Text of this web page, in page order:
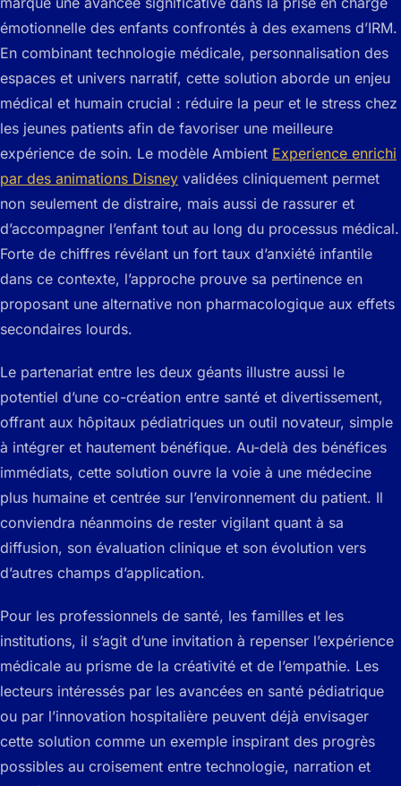
émotionnelle des enfants confrontés à des examens d’IRM.
En combinant technologie médicale, personnalisation des
espaces et univers narratif, cette solution aborde un enjeu
médical et humain crucial : réduire la peur et le stress chez
les jeunes patients afin de favoriser une meilleure
expérience de soin. Le modèle Ambient Experience enrichi
par des animations Disney validées cliniquement permet
non seulement de distraire, mais aussi de rassurer et
d’accompagner l’enfant tout au long du processus médical.
Forte de chiffres révélant un fort taux d’anxiété infantile
dans ce contexte, l’approche prouve sa pertinence en
proposant une alternative non pharmacologique aux effets
secondaires lourds.
Le partenariat entre les deux géants illustre aussi le
potentiel d’une co-création entre santé et divertissement,
offrant aux hôpitaux pédiatriques un outil novateur, simple
à intégrer et hautement bénéfique. Au-delà des bénéfices
immédiats, cette solution ouvre la voie à une médecine
plus humaine et centrée sur l’environnement du patient. Il
conviendra néanmoins de rester vigilant quant à sa
diffusion, son évaluation clinique et son évolution vers
d’autres champs d’application.
Pour les professionnels de santé, les familles et les
institutions, il s’agit d’une invitation à repenser l’expérience
médicale au prisme de la créativité et de l’empathie. Les
lecteurs intéressés par les avancées en santé pédiatrique
ou par l’innovation hospitalière peuvent déjà envisager
cette solution comme un exemple inspirant des progrès
possibles au croisement entre technologie, narration et